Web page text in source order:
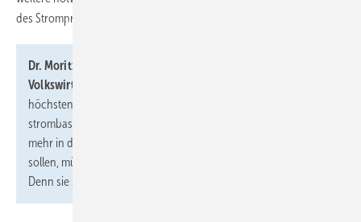
des Strompreises für alle Verbrauchergruppen.
Dr. Moritz Bonn, ZVEH-Referatsleiter Politik und
Volkswirtschaft:
höchsten Verbraucherstrompreise. Wenn die Akzeptanz für
strombasierte Technologien steigen und Verbraucher/-innen
mehr in diese klimafreundlichen Technologien investieren
sollen, müssen wir auch über niedrigere Strompreise sprechen.
Denn sie sind die Basis für die zunehmende Elektrifizierung.“